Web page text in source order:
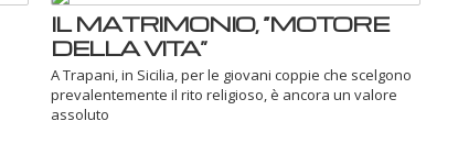
IL MATRIMONIO, “MOTORE
DELLA VITA”
A Trapani, in Sicilia, per le giovani coppie che scelgono
prevalentemente il rito religioso, è ancora un valore
assoluto